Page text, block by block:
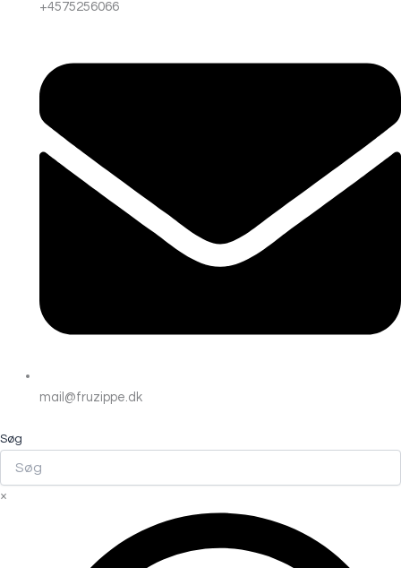
+4575256066
mail@fruzippe.dk
Søg
×